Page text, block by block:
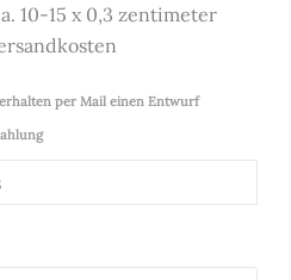
10-15 x 0,3 zentimeter
per Mail einen Entwurf